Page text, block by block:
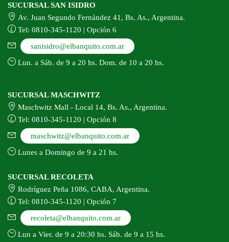
SUCURSAL SAN ISIDRO
Av. Juan Segundo Fernández 41, Bs. As., Argentina.
Tel: 0810-345-1120 | Opción 6
sanisidro@elbanquito.com.ar
Lun. a Sáb. de 9 a 20 hs. Dom. de 10 a 20 hs.
SUCURSAL MASCHWITZ
Maschwitz Mall - Local 14, Bs. As., Argentina.
Tel: 0810-345-1120 | Opción 8
maschwitz@elbanquito.com.ar
Lunes a Domingo de 9 a 21 hs.
SUCURSAL RECOLETA
Rodríguez Peña 1086, CABA, Argentina.
Tel: 0810-345-1120 | Opción 7
recoleta@elbanquito.com.ar
Lun a Vier. de 9 a 20:30 hs. Sáb. de 9 a 15 hs.